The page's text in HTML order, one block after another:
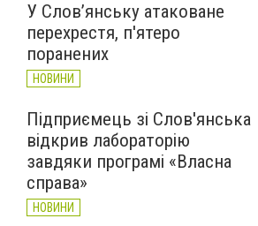
У Слов’янську атаковане
перехрестя, п'ятеро
поранених
НОВИНИ
Підприємець зі Слов'янська
відкрив лабораторію
завдяки програмі «Власна
справа»
НОВИНИ